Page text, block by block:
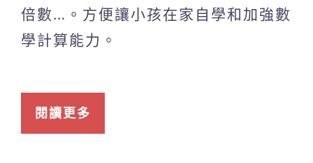
倍數…。方便讓小孩在家自學和加強數
學計算能力。
閱讀更多